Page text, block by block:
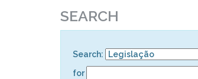
SEARCH
Search:
for